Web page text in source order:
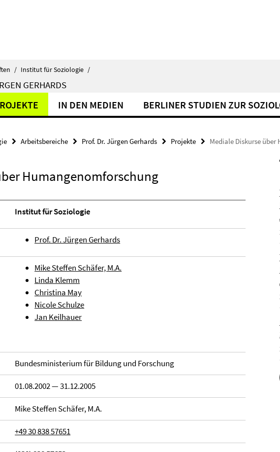
/ Institut für Soziologie /
GERHARDS
IN DEN MEDIEN BERLINER STUDIEN ZUR
Arbeitsbereiche Prof. Dr. Jürgen Gerhards Projekte Mediale Diskurse
Humangenomforschung
Institut für Soziologie
Prof. Dr. Jürgen Gerhards
Mike Steffen Schäfer, M.A.
Linda Klemm
Christina May
Nicole Schulze
Jan Keilhauer
Bundesministerium für Bildung und Forschung
01.08.2002 — 31.12.2005
Mike Steffen Schäfer, M.A.
+49 30 838 57651